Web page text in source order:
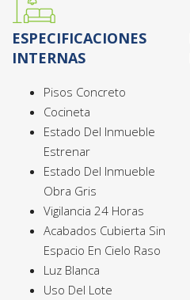
ESPECIFICACIONES
INTERNAS
Pisos Concreto
Cocineta
Estado Del Inmueble
Estrenar
Estado Del Inmueble
Obra Gris
Vigilancia 24 Horas
Acabados Cubierta Sin
Espacio En Cielo Raso
Luz Blanca
Uso Del Lote